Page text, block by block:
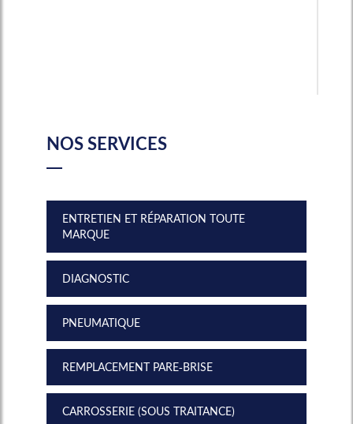
NOS SERVICES
ENTRETIEN ET RÉPARATION TOUTE
MARQUE
DIAGNOSTIC
PNEUMATIQUE
REMPLACEMENT PARE-BRISE
CARROSSERIE (SOUS TRAITANCE)